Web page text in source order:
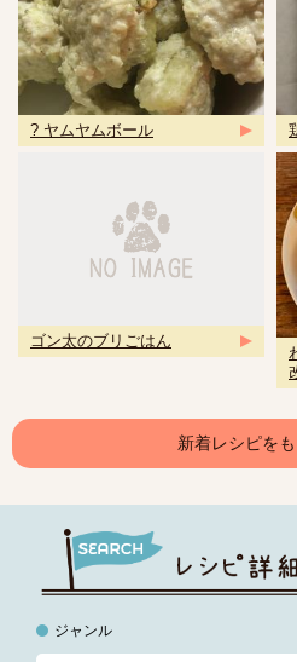
? ヤムヤムボール
ゴン太のブリごはん
新着レシピを
ジャンル